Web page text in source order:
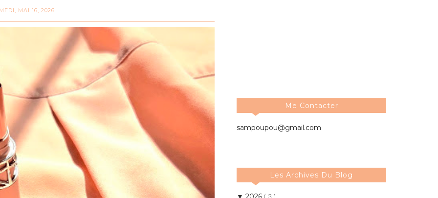
MAI 16, 2026
Me Contacter
sampoupou@gmail.com
Les Archives Du Blog